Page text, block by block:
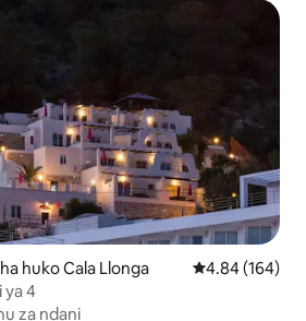
huko Cala Llonga Ukadiriaji wa
4.84 (164)
ya 4
za ndani